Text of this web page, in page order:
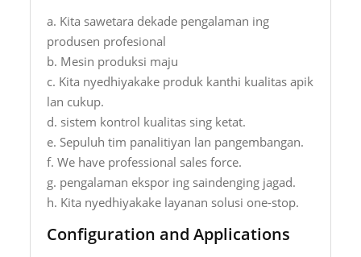
a. Kita sawetara dekade pengalaman ing
produsen profesional
b. Mesin produksi maju
c. Kita nyedhiyakake produk kanthi kualitas apik
lan cukup.
d. sistem kontrol kualitas sing ketat.
e. Sepuluh tim panalitiyan lan pangembangan.
f. We have professional sales force.
g. pengalaman ekspor ing saindenging jagad.
h. Kita nyedhiyakake layanan solusi one-stop.
Configuration and Applications